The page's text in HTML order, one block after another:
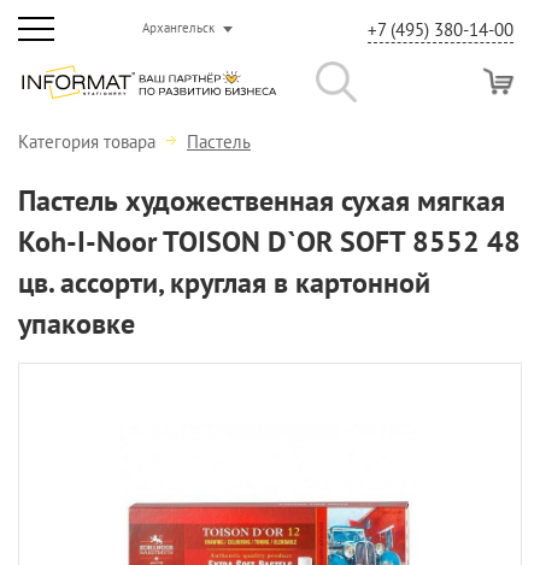
Архангельск +7 (495) 380-14-00
Категория товара Пастель
Пастель художественная сухая мягкая
Koh-I-Noor TOISON D`OR SOFT 8552 48
цв. ассорти, круглая в картонной
упаковке